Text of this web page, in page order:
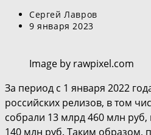
Автор
записи:
Сергей Лавров
Запись
9 января 2023
Image by rawpixel.com
За период с 1 января 2022
российских релизов, в том
собрали 13 млрд 460 млн
140 млн руб. Таким образом,